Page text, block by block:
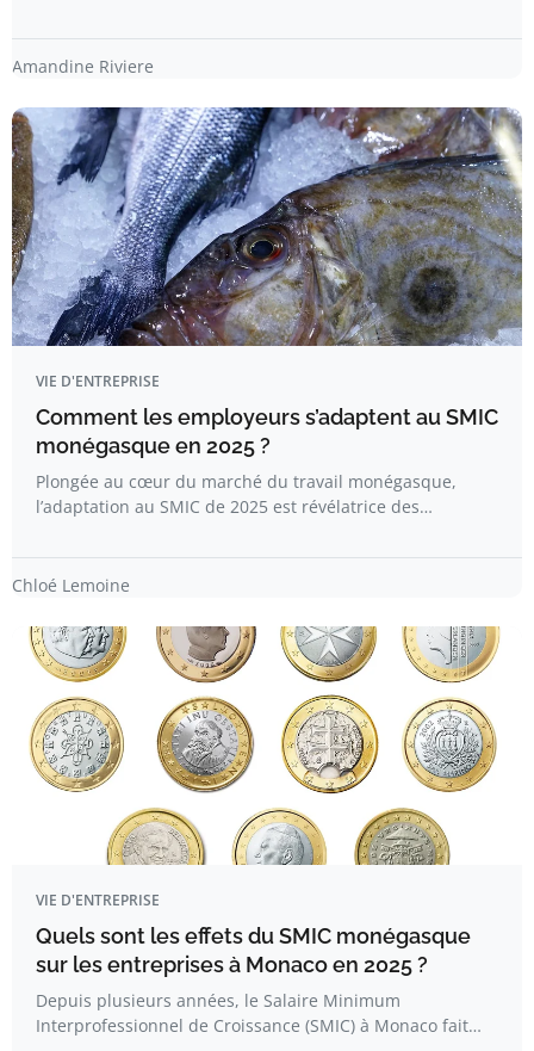
Amandine Riviere
VIE D'ENTREPRISE
Comment les employeurs s’adaptent au SMIC
monégasque en 2025 ?
Plongée au cœur du marché du travail monégasque,
l’adaptation au SMIC de 2025 est révélatrice des…
Chloé Lemoine
VIE D'ENTREPRISE
Quels sont les effets du SMIC monégasque
sur les entreprises à Monaco en 2025 ?
Depuis plusieurs années, le Salaire Minimum
Interprofessionnel de Croissance (SMIC) à Monaco fait…